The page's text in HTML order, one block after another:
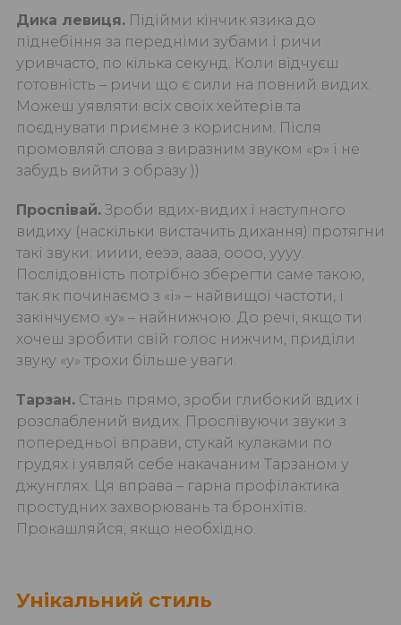
Дика левиця.Підійми кінчик язика до
піднебіння за передніми зубами і ричи
уривчасто, по кілька секунд. Коли відчуєш
готовність – ричи що є сили на повний видих.
Можеш уявляти всіх своїх хейтерів та
поєднувати приємне з корисним. Після
промовляй слова з виразним звуком «р» і не
забудь вийти з образу ))
Проспівай.Зроби вдих-видих і наступного
видиху (наскільки вистачить дихання) протягни
такі звуки: ииии, ееээ, аааа, оооо, уууу.
Послідовність потрібно зберегти саме такою,
так як починаємо з «і» – найвищої частоти, і
закінчуємо «у» – найнижчою. До речі, якщо ти
хочеш зробити свій голос нижчим, приділи
звуку «у» трохи більше уваги.
Тарзан.Стань прямо, зроби глибокий вдих і
розслаблений видих. Проспівуючи звуки з
попередньої вправи, стукай кулаками по
грудях і уявляй себе накачаним Тарзаном у
джунглях. Ця вправа – гарна профілактика
простудних захворювань та бронхітів.
Прокашляйся, якщо необхідно.
Унікальний стиль